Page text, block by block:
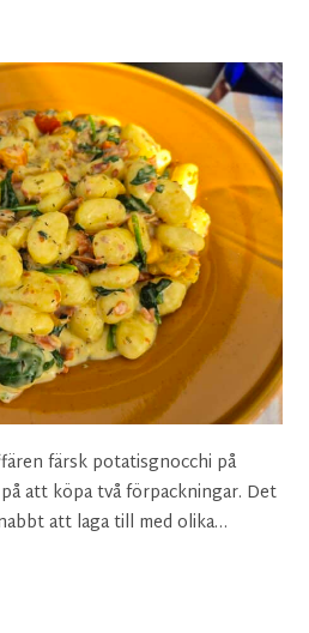
färsk potatisgnocchi på
att köpa två förpackningar. Det
att laga till med olika…